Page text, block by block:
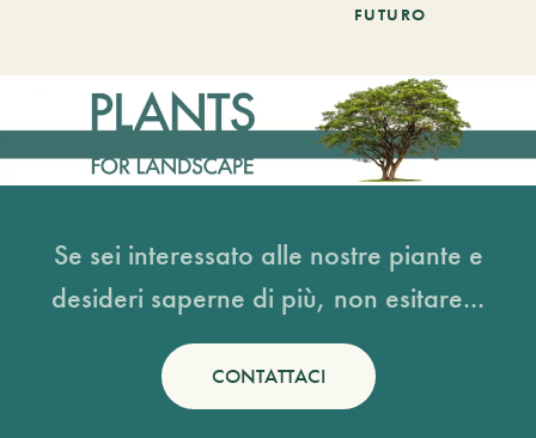
FUTURO
Se sei interessato alle nostre piante e
desideri saperne di più, non esitare...
CONTATTACI